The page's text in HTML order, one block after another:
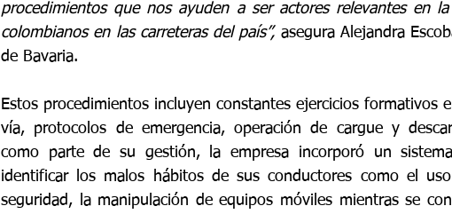
procedimientos que nos ayuden a ser actores relevantes en
colombianos en las carreteras del país”, asegura Alejandra
de Bavaria.
Estos procedimientos incluyen constantes ejercicios formativos
vía, protocolos de emergencia, operación de cargue y
como parte de su gestión, la empresa incorporó un
identificar los malos hábitos de sus conductores como el
seguridad, la manipulación de equipos móviles mientras se